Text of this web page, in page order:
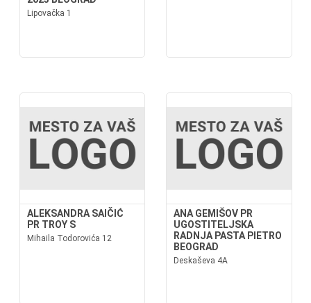
Lipovačka 1
ALEKSANDRA SAIČIĆ
PR TROY S
Mihaila Todorovića 12
ANA GEMIŠOV PR
UGOSTITELJSKA
RADNJA PASTA PIETRO
BEOGRAD
Deskaševa 4A